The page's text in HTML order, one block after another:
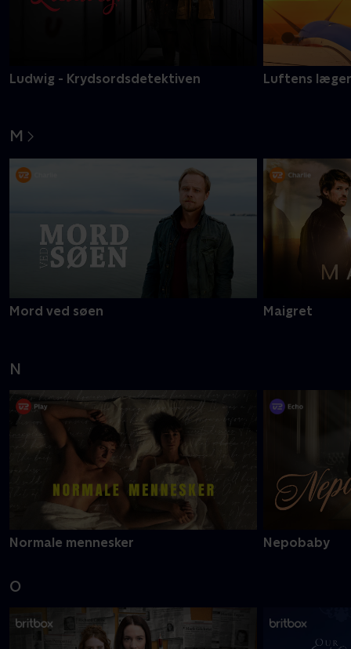
Ludwig - Krydsordsdetektiven Luftens læger
M
Mord ved søen Maigret
N
Normale mennesker Nepobaby
O